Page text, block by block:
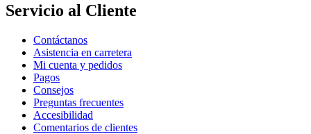
Servicio al Cliente
Contáctanos
Asistencia en carretera
Mi cuenta y pedidos
Pagos
Consejos
Preguntas frecuentes
Accesibilidad
Comentarios de clientes